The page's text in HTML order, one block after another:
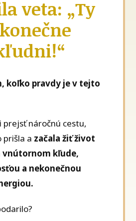
veta: „Ty
koľko pravdy je v tejto
prejsť náročnú cestu,
prišla a začala žiť život
vnútornom kľude,
a nekonečnou